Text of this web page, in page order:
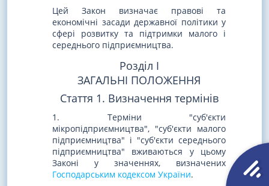
Цей Закон визначає правові та
економічні засади державної політики у
сфері розвитку та підтримки малого і
середнього підприємництва.
Розділ I
ЗАГАЛЬНІ ПОЛОЖЕННЯ
Стаття 1. Визначення термінів
1. Терміни "суб'єкти
мікропідприємництва", "суб'єкти малого
підприємництва" і "суб'єкти середнього
підприємництва" вживаються у цьому
Законі у значеннях, визначених
Господарським кодексом України.